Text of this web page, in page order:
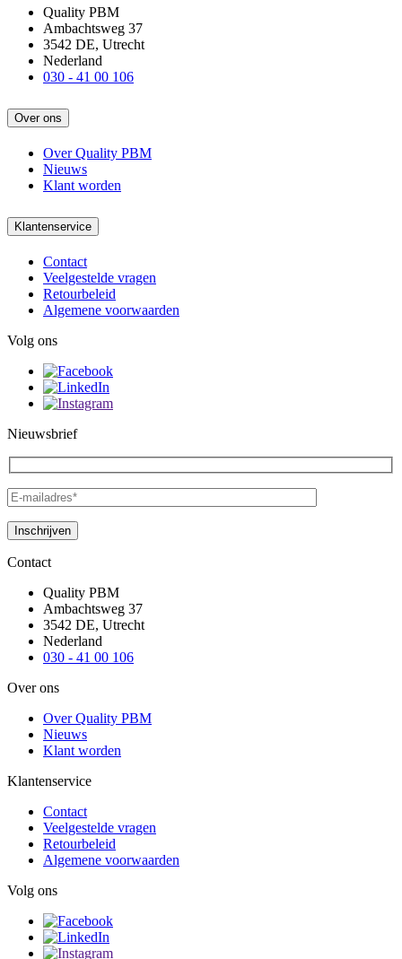
Quality PBM
Ambachtsweg 37
3542 DE, Utrecht
Nederland
030 - 41 00 106
Over ons
Over Quality PBM
Nieuws
Klant worden
Klantenservice
Contact
Veelgestelde vragen
Retourbeleid
Algemene voorwaarden
Volg ons
Nieuwsbrief
Contact
Quality PBM
Ambachtsweg 37
3542 DE, Utrecht
Nederland
030 - 41 00 106
Over ons
Over Quality PBM
Nieuws
Klant worden
Klantenservice
Contact
Veelgestelde vragen
Retourbeleid
Algemene voorwaarden
Volg ons